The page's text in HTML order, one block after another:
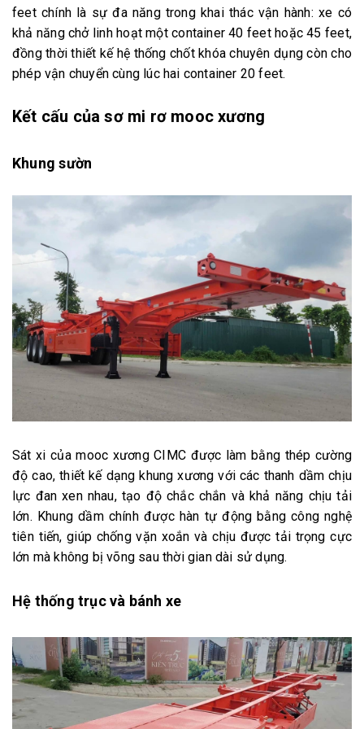
feet chính là sự đa năng trong khai thác vận hành: xe có
khả năng chở linh hoạt một container 40 feet hoặc 45 feet,
đồng thời thiết kế hệ thống chốt khóa chuyên dụng còn cho
phép vận chuyển cùng lúc hai container 20 feet.
Kết cấu của sơ mi rơ mooc xương
Khung sườn
Sát xi của mooc xương CIMC được làm bằng thép cường
độ cao, thiết kế dạng khung xương với các thanh dầm chịu
lực đan xen nhau, tạo độ chắc chắn và khả năng chịu tải
lớn. Khung dầm chính được hàn tự động bằng công nghệ
tiên tiến, giúp chống vặn xoắn và chịu được tải trọng cực
lớn mà không bị võng sau thời gian dài sử dụng.
Hệ thống trục và bánh xe